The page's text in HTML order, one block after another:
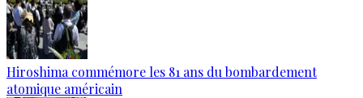
Hiroshima commémore les 81 ans du bombardement
atomique américain